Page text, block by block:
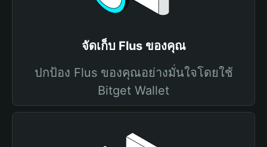
จัดเก็บ Flus ของคุณ
ปกป้อง Flus ของคุณอย่างมั่นใจโดยใช้
Bitget Wallet